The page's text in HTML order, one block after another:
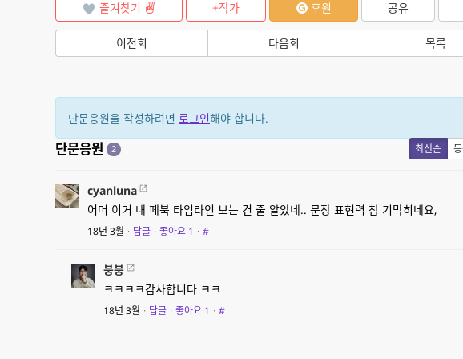
즐겨찾기 +작가 후원 공유
이전회 다음회 목록
단문응원을 작성하려면 로그인해야 합니다.
최신순
단문응원 2
cyanluna
어머 이거 내 페북 타임라인 보는 건 줄 알았네.. 문장 표현력 참 기막히네요,
18년 3월 · 답글 · 좋아요 1 · #
붕붕
ㅋㅋㅋㅋ감사합니다 ㅋㅋ
18년 3월 · 답글 · 좋아요 1 · #